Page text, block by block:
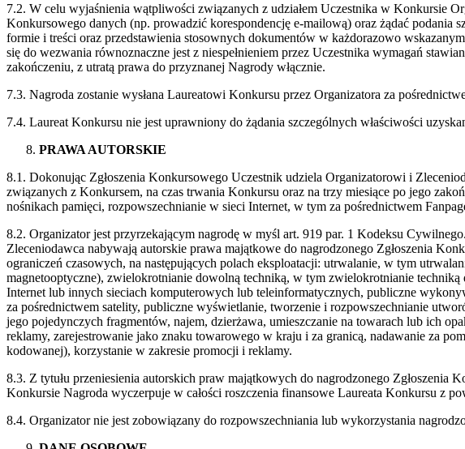
7.2. W celu wyjaśnienia wątpliwości związanych z udziałem Uczestnika w Konkursie
Konkursowego danych (np. prowadzić korespondencję e-mailową) oraz żądać podania
formie i treści oraz przedstawienia stosownych dokumentów w każdorazowo
się do wezwania równoznaczne jest z niespełnieniem przez Uczestnika wymagań
zakończeniu, z utratą prawa do przyznanej Nagrody włącznie.
7.3. Nagroda zostanie wysłana Laureatowi Konkursu przez Organizatora za
7.4. Laureat Konkursu nie jest uprawniony do żądania szczególnych właściwości
PRAWA AUTORSKIE
8.1. Dokonując Zgłoszenia Konkursowego Uczestnik udziela Organizatorowi i
związanych z Konkursem, na czas trwania Konkursu oraz na trzy miesiące po jego
nośnikach pamięci, rozpowszechnianie w sieci Internet, w tym za pośrednictwem
8.2. Organizator jest przyrzekającym nagrodę w myśl art. 919 par. 1 Kodeksu
Zleceniodawca nabywają autorskie prawa majątkowe do nagrodzonego Zgłoszenia
ograniczeń czasowych, na następujących polach eksploatacji: utrwalanie, w tym
magnetooptyczne), zwielokrotnianie dowolną techniką, w tym zwielokrotnianie
Internet lub innych sieciach komputerowych lub teleinformatycznych, publiczne
za pośrednictwem satelity, publiczne wyświetlanie, tworzenie i rozpowszechnianie
jego pojedynczych fragmentów, najem, dzierżawa, umieszczanie na towarach lub ich
reklamy, zarejestrowanie jako znaku towarowego w kraju i za granicą, nadawanie za
kodowanej), korzystanie w zakresie promocji i reklamy.
8.3. Z tytułu przeniesienia autorskich praw majątkowych do nagrodzonego
Konkursie Nagroda wyczerpuje w całości roszczenia finansowe Laureata Konkursu z
8.4. Organizator nie jest zobowiązany do rozpowszechniania lub wykorzystania